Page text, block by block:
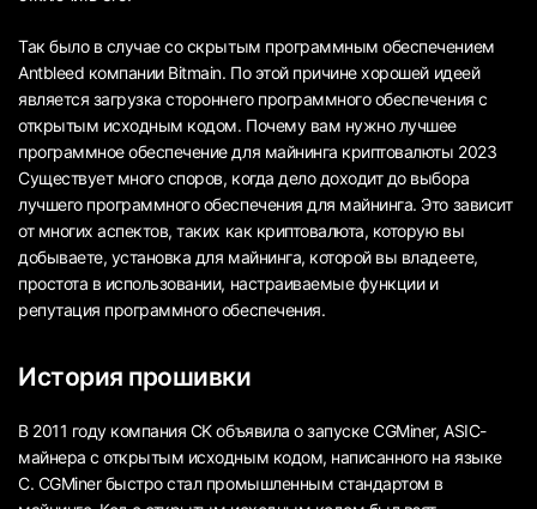
Так было в случае со скрытым программным обеспечением
Antbleed компании Bitmain. По этой причине хорошей идеей
является загрузка стороннего программного обеспечения с
открытым исходным кодом. Почему вам нужно лучшее
программное обеспечение для майнинга криптовалюты 2023
Существует много споров, когда дело доходит до выбора
лучшего программного обеспечения для майнинга. Это зависит
от многих аспектов, таких как криптовалюта, которую вы
добываете, установка для майнинга, которой вы владеете,
простота в использовании, настраиваемые функции и
репутация программного обеспечения.
История прошивки
В 2011 году компания CK объявила о запуске CGMiner, ASIC-
майнера с открытым исходным кодом, написанного на языке
C. CGMiner быстро стал промышленным стандартом в